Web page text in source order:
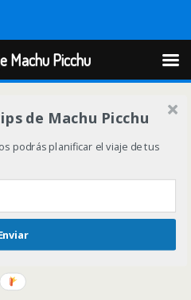
Machu Picchu
de Machu Picchu
podrás planificar el viaje de tus
Machu Picchu